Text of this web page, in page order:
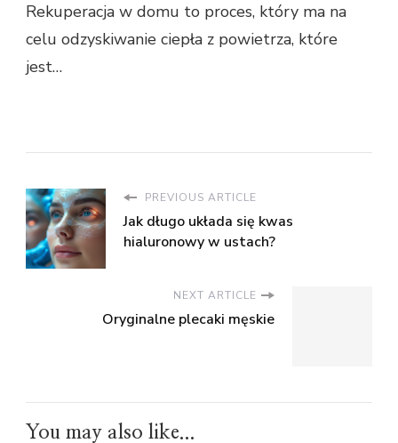
Rekuperacja w domu to proces, który ma na
celu odzyskiwanie ciepła z powietrza, które
jest…
PREVIOUS ARTICLE
Jak długo układa się kwas
hialuronowy w ustach?
NEXT ARTICLE
Oryginalne plecaki męskie
You may also like...